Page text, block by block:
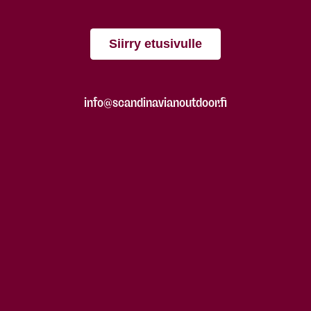
Siirry etusivulle
info@scandinavianoutdoor.fi